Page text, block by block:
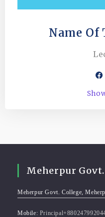
Name Of
Meherpur
Meherpur Govt. College,
Mobile: